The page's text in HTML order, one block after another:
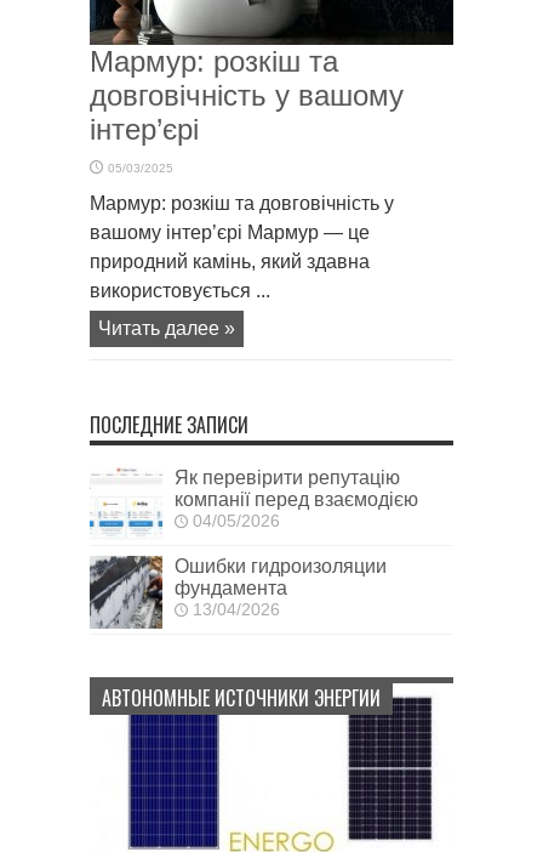
Мармур: розкіш та
довговічність у вашому
інтер’єрі
05/03/2025
Мармур: розкіш та довговічність у
вашому інтер’єрі Мармур — це
природний камінь, який здавна
використовується ...
Читать далее »
ПОСЛЕДНИЕ ЗАПИСИ
Як перевірити репутацію
компанії перед взаємодією
04/05/2026
Ошибки гидроизоляции
фундамента
13/04/2026
АВТОНОМНЫЕ ИСТОЧНИКИ ЭНЕРГИИ